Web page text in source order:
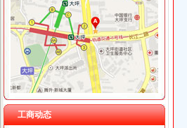
重庆斯帕索商贸有限公司 渝中500万 （进出口
重庆德谋生产力促进中心有限公司 渝大10万
成都国科海博信息技术股份有限公司重庆分
工商动态
18岁女孩手机软件叫车黄泥塝到石井坡竟上
重庆市沙坪坝区石井坡小学排名合理吗？-我
曾家办税务登记证
我想办税务登记证,我是摊位,可以吗-110网免
税务登记_税务登记证办理_税务登记证年检_
领完营业执照后,怎么去办税务登记证？_搜狐
【长春孟家税务登记|税务登记证办理|代理税
【湘西】泸溪地税开展税务登记证行动_税务